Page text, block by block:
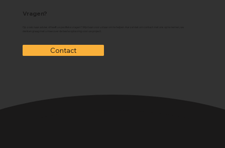
Vragen?
Contact